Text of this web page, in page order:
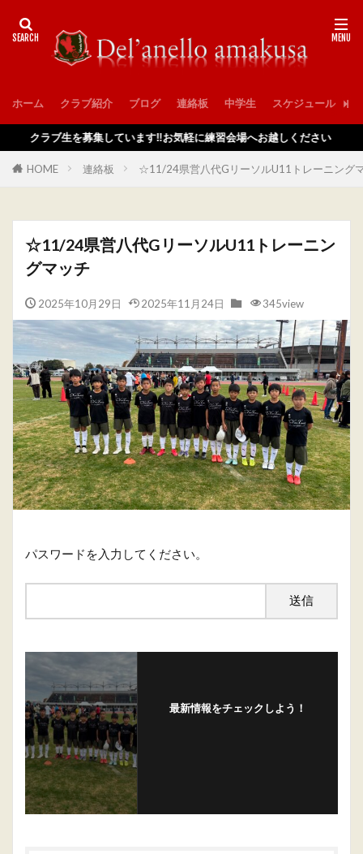
ホーム クラブ紹介 ブログ 連絡板 中学生 スケジュール
ラブ生を募集しています‼️お気軽に練習会場へお越しください
HOME 連絡板 ☆11/24県営八代GリーソルU11トレーニング
☆11/24県営八代GリーソルU11トレーニン
グマッチ
2025年10月29日 2025年11月24日 345view
パスワードを入力してください。
最新情報をチェックしよう！